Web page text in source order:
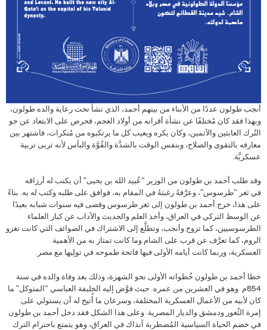
أنجب طولون عددًا من الأبناء من بينهم أحمد، الذي نشأ تحت رعاية والده طولون،
وبهذا فقد كان مُختلفًا عن نشأة أقرانه من أولاد العجم، فحرص على الابتعاد عن جو
التُرك العابثين والآثمين، وكان يكره ويعيب كل ما يرتكبوه من مُنكرات، فاشتهر بين
معارفه بالتقوى والصلاح، وبنفس الوقت بالشدَّة والقُوَّة والبأس لأنه تربى تربية
عسكريَّة.
وقد طلب أحمد بن طولون من الوزير “عُبيد الله بن يحيى” أن يكتب له أرزاقه
في ثغر “طرسوس”، وعرَّفهُ رغبتهُ في المقام به، فوافق على طلبه وكتب له به. بناءً
على هذا، خرج أحمد بن طولون إلى ثغر طرسوس وقضى فيه سنوات شبابه بعيدًا
عن الوسط التركي في العراق، وأخذ العلم والحديث والآداب عن كبار العلماء
الطرسوسيين، كما تزوج وأنجب، وتطلَّع إلى الاشتراك في الصوائف التي كانت تغزو
الروم، كما تعرَّف عن قرب على الشام وما كانت تمتاز به من الأهمية
العسكرية، وربما كانت أيامه الأولى فيها فاتحة طموحه في تولِيها مع مصر.
خطا أحمد بن طولون خُطواته الأولى نحو الشهرة، وذلك بعد وفاة والده في سنة
854م وهو في العشرين من عمره. حيث فوَّض إليه الخليفة العباسي “المتوكل” ما
كان لأبيه من الأعمال العسكرية المختلفة، وسرعان ما أُتيح له أن يستولي على
إمرة الثُغور ودمشق والديار المصرية. وعلى هذا الشكل فقد دخل أحمد بن طولون
في خضم الحياة السياسية المُضطربة آنذاك في العراق، وهو يتمتع باحترام الترك